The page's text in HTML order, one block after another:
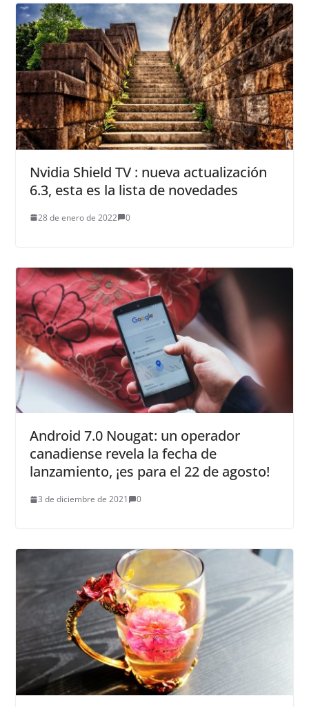
Nvidia Shield TV : nueva actualización
6.3, esta es la lista de novedades
28 de enero de 2022 0
Android 7.0 Nougat: un operador
canadiense revela la fecha de
lanzamiento, ¡es para el 22 de agosto!
3 de diciembre de 2021 0